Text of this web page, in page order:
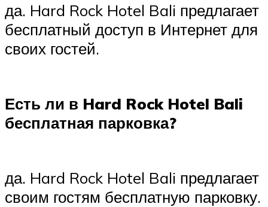
да. Hard Rock Hotel Bali предлагает
бесплатный доступ в Интернет для
своих гостей.
Есть ли в Hard Rock Hotel Bali
бесплатная парковка?
да. Hard Rock Hotel Bali предлагает
своим гостям бесплатную парковку.